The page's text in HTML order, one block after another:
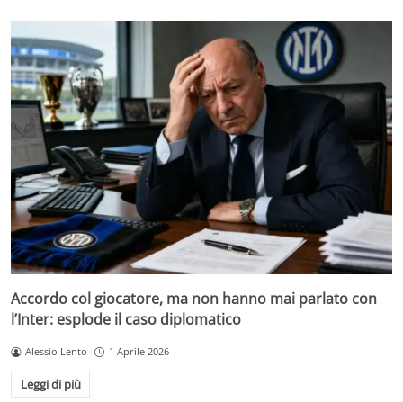
Accordo col giocatore, ma non hanno mai parlato con
l’Inter: esplode il caso diplomatico
Alessio Lento 1 Aprile 2026
Leggi di più